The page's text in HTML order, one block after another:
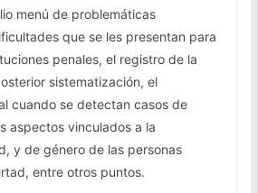
menú de problemáticas
que se les presentan para
penales, el registro de la
sistematización, el
cuando se detectan casos de
aspectos vinculados a la
y de género de las personas
entre otros puntos.